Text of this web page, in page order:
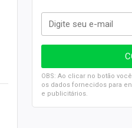
OBS: Ao clicar no botão
os dados fornecidos para
e publicitários.